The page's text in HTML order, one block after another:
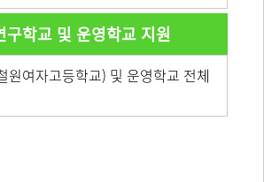
구학교 및 운영학교 지원
원여자고등학교) 및 운영학교 전체